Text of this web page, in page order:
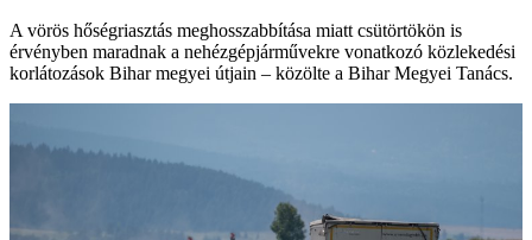
A vörös hőségriasztás meghosszabbítása miatt csütörtökön is
érvényben maradnak a nehézgépjárművekre vonatkozó közlekedési
korlátozások Bihar megyei útjain – közölte a Bihar Megyei Tanács.